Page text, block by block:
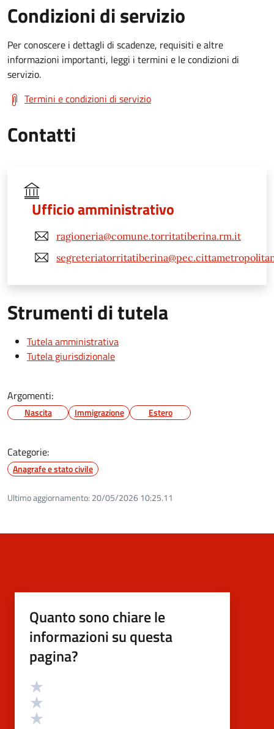
Condizioni di servizio
Per conoscere i dettagli di scadenze, requisiti e altre
informazioni importanti, leggi i termini e le condizioni di
servizio.
Termini e condizioni di servizio
Contatti
Ufficio amministrativo
ragioneria@comune.torritatiberina.rm.it
Strumenti di tutela
Tutela amministrativa
Tutela giurisdizionale
Argomenti:
Nascita Immigrazione Estero
Categorie:
Anagrafe e stato civile
Ultimo aggiornamento: 20/05/2026 10:25.11
Quanto sono chiare le
informazioni su questa
pagina?
Valutazione